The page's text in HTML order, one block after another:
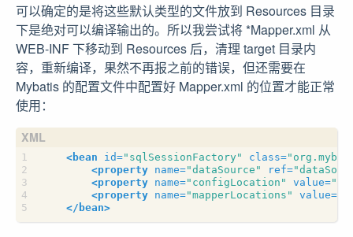
可以确定的是将这些默认类型的文件放到 Resources 目录
下是绝对可以编译输出的。所以我尝试将 *Mapper.xml 从
WEB-INF 下移动到 Resources 后，清理 target 目录内
容，重新编译，果然不再报之前的错误，但还需要在
Mybatis 的配置文件中配置好 Mapper.xml 的位置才能正常
使用：
<bean id="sqlSessionFactory" class=
<property name="dataSource" ref=
<property name="configLocation" value=
<property name="mapperLocations" value=
</bean>